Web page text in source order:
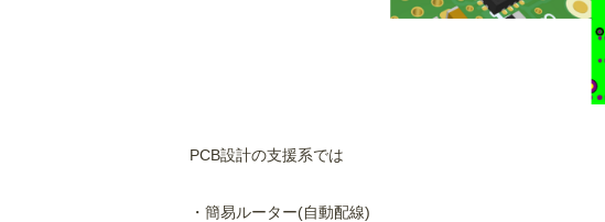
PCB設計の支援系では
・簡易ルーター(自動配線)